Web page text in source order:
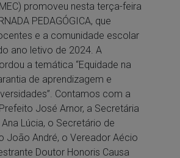
promoveu nesta terça-feira
PEDAGÓGICA, que
e a comunidade escolar
ano letivo de 2024. A
a temática “Equidade na
de aprendizagem e
Contamos com a
José Arnor, a Secretária
Lúcia, o Secretário de
João André, o Vereador Aécio
Doutor Honoris Causa